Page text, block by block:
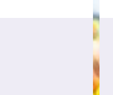
2.000 m² ein modernes
Entertainment